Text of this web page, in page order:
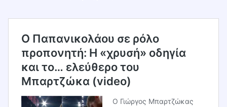
Ο Παπανικολάου σε ρόλο
προπονητή: Η «χρυσή» οδηγία
και το… ελεύθερο του
Μπαρτζώκα (video)
Ο Γιώργος Μπαρτζώκας